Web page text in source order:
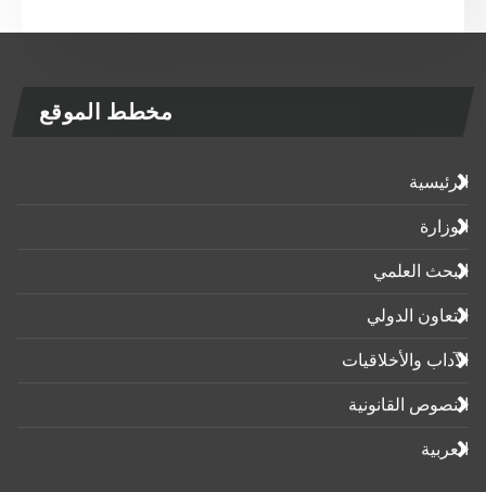
مخطط الموقع
الرئيسية
الوزارة
البحث العلمي
التعاون الدولي
الآداب واﻷخلاقيات
النصوص القانونية
العربية